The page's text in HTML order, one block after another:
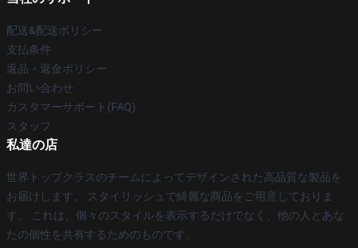
配送&配送ポリシー
支払条件
返品・返金ポリシー
お問い合わせ
カスタマーサポート(FAQ)
スタッフ
私達の店
世界トップクラスのチームによってデザインされた高品質な製品を
お届けします。 スタイリッシュで綺麗な商品をご用意しておりま
す。 これは、個々のスタイルを表示するだけでなく、他の人とあな
たの個性を共有するためのものです。